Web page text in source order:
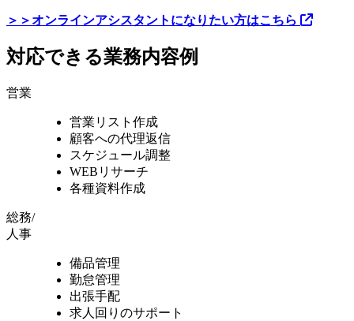
＞＞オンラインアシスタントになりたい方はこちら
対応できる業務内容例
営業
営業リスト作成
顧客への代理返信
スケジュール調整
WEBリサーチ
各種資料作成
総務/
人事
備品管理
勤怠管理
出張手配
求人回りのサポート